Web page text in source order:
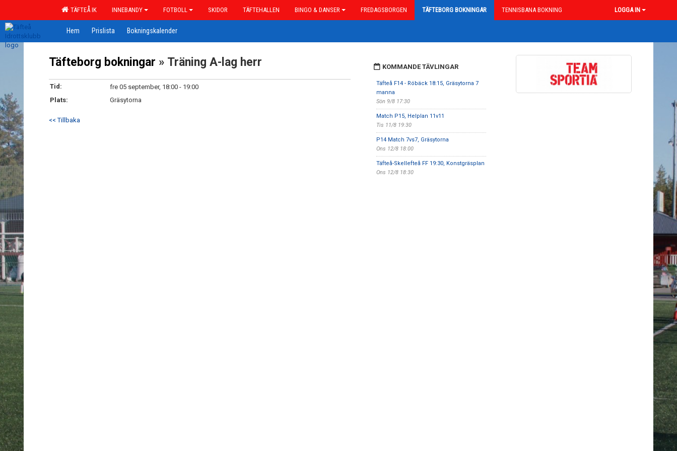
TÄFTEÅ IK INNEBANDY FOTBOLL SKIDOR TÄFTEHALLEN BINGO & DANSER FREDAGSBORGEN TÄFTEBORG BOKNINGAR TENNISBANA BOKNING LOGGA IN
Hem Prislista Bokningskalender
Täfteborg bokningar » Träning A-lag herr
Tid:
fre 05 september, 18:00 - 19:00
Plats:
Gräsytorna
<< Tillbaka
KOMMANDE TÄVLINGAR
Täfteå F14 - Röbäck 18:15, Gräsytorna 7
manna
Sön 9/8 17:30
Match P15, Helplan 11v11
Tis 11/8 19:30
P14 Match 7vs7, Gräsytorna
Ons 12/8 18:00
Täfteå-Skellefteå FF 19:30, Konstgräsplan
Ons 12/8 18:30